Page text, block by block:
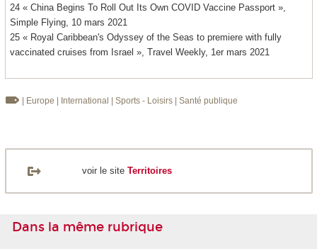
24 « China Begins To Roll Out Its Own COVID Vaccine Passport »,
Simple Flying, 10 mars 2021
25 « Royal Caribbean's Odyssey of the Seas to premiere with fully
vaccinated cruises from Israel », Travel Weekly, 1er mars 2021
| Europe | International | Sports - Loisirs | Santé publique
voir le site Territoires
Dans la même rubrique